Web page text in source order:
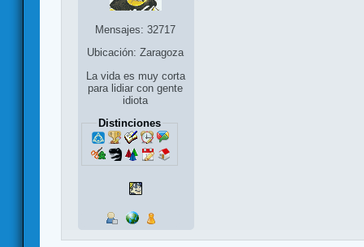
Mensajes: 32717
Ubicación: Zaragoza
La vida es muy corta
para lidiar con gente
idiota
Distinciones